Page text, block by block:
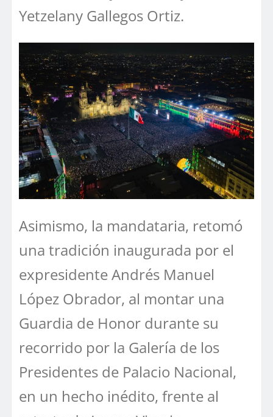
Yetzelany Gallegos Ortiz.
Asimismo, la mandataria, retomó
una tradición inaugurada por el
expresidente Andrés Manuel
López Obrador, al montar una
Guardia de Honor durante su
recorrido por la Galería de los
Presidentes de Palacio Nacional,
en un hecho inédito, frente al